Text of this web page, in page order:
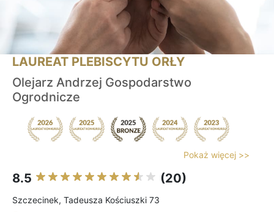
LAUREAT PLEBISCYTU ORŁY
Olejarz Andrzej Gospodarstwo
Ogrodnicze
Pokaż więcej >>
8.5 (20)
Szczecinek, Tadeusza Kościuszki 73